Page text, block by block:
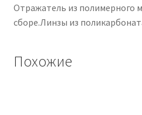
Отражатель из полимерного
сборе.Линзы из
Похожие